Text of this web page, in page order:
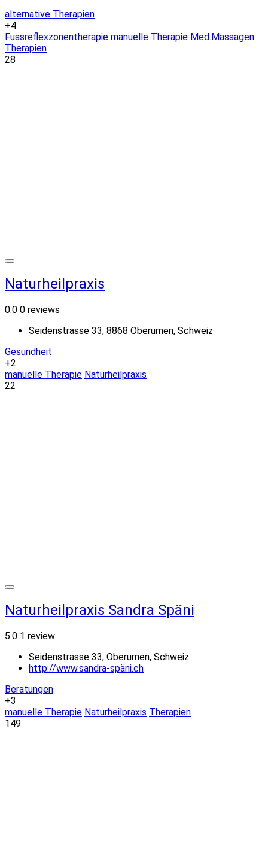
alternative Therapien
+4
Fussreflexzonentherapie manuelle Therapie Med.Massagen
Therapien
28
Naturheilpraxis
0.0 0 reviews
Seidenstrasse 33, 8868 Oberurnen, Schweiz
Gesundheit
+2
manuelle Therapie Naturheilpraxis
22
Naturheilpraxis Sandra Späni
5.0 1 review
Seidenstrasse 33, Oberurnen, Schweiz
http://www.sandra-späni.ch
Beratungen
+3
manuelle Therapie Naturheilpraxis Therapien
149